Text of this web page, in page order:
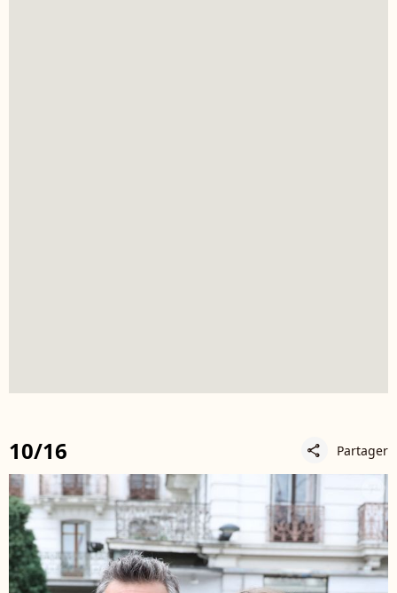
10/16 share Partager